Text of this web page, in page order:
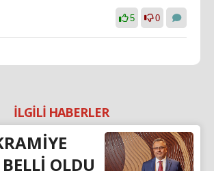
5 0
İLGİLİ HABERLER
OLDU